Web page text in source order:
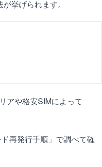
挙げられます。
アや格安SIMによって
再発行手順」で調べて確